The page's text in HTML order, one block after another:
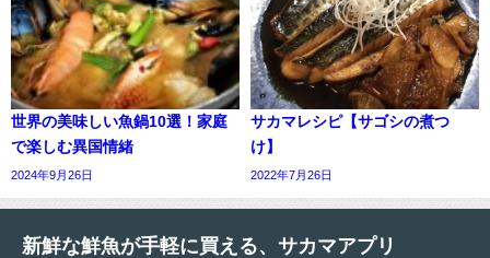
世界の美味しい魚鍋10選！家庭
で楽しむ異国情緒
2024年9月26日
サカマレシピ【サゴシの煮つ
け】
2022年7月26日
新鮮な鮮魚が手軽に買える、サカマアプリ